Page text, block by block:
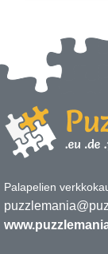
Palapelien